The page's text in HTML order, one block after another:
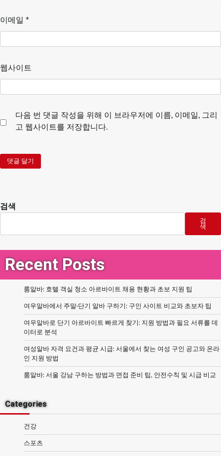
이메일 *
웹사이트
다음 번 댓글 작성을 위해 이 브라우저에 이름, 이메일, 그리
고 웹사이트를 저장합니다.
검색
검
색
Recent Posts
룸알바: 호텔 객실 청소 아르바이트 채용 현황과 초보 지원 팁
여우알바에서 주말·단기 알바 구하기: 구인 사이트 비교와 초보자 팁
여우알바로 단기 아르바이트 빠르게 찾기: 지원 방법과 필요 서류를 데
이터로 분석
여성알바 자격 요건과 평균 시급: 서울에서 찾는 여성 구인 공고와 온라
인 지원 방법
룸알바: 서울 강남 구하는 방법과 면접 준비 팁, 안전수칙 및 시급 비교
Categories
건강
스포츠